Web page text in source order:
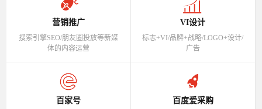
营销推广
搜索引擎SEO/朋友圈投放等新媒
体的内容运营
VI设计
标志+VI/品牌+战略/LOGO+设计/
广告
百家号 百度爱采购